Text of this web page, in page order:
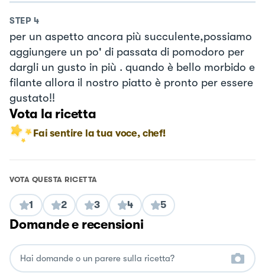
STEP 4
per un aspetto ancora più succulente,possiamo
aggiungere un po' di passata di pomodoro per
dargli un gusto in più . quando è bello morbido e
filante allora il nostro piatto è pronto per essere
gustato!!
Vota la ricetta
Fai sentire la tua voce, chef!
VOTA QUESTA RICETTA
1 2 3 4 5
Domande e recensioni